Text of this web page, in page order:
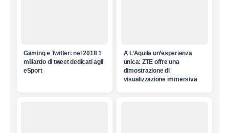
Gaming e Twitter: nel 2018 1
miliardo di tweet dedicati agli
eSport
A L’Aquila un’esperienza
unica: ZTE offre una
dimostrazione di
visualizzazione immersiva